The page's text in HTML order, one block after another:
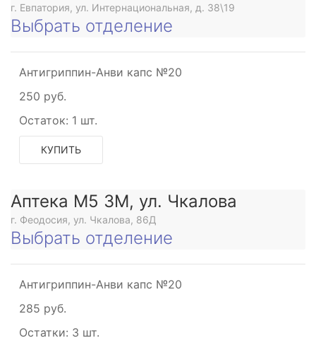
г. Евпатория, ул. Интернациональная, д. 38\19
Выбрать отделение
Антигриппин-Анви капс №20
250 руб.
Остаток: 1 шт.
КУПИТЬ
Аптека М5 3М, ул. Чкалова
г. Феодосия, ул. Чкалова, 86Д
Выбрать отделение
Антигриппин-Анви капс №20
285 руб.
Остатки: 3 шт.